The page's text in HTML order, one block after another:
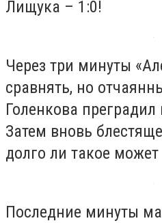
Лищука – 1:0!
Через три минуты
сравнять, но
Голенкова
Затем вновь
долго ли такое
Последние минуты